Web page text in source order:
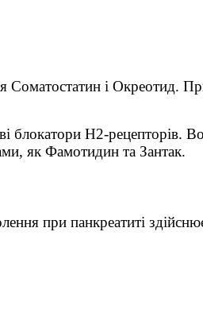
Соматостатин і Окреотид.
блокатори Н2-
як Фамотидин та Зантак.
при панкреатиті